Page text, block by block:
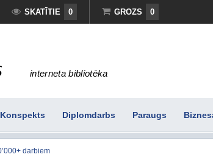
SKATĪTIE 0 GROZS 0
interneta bibliotēka
Konspekts Diplomdarbs Paraugs